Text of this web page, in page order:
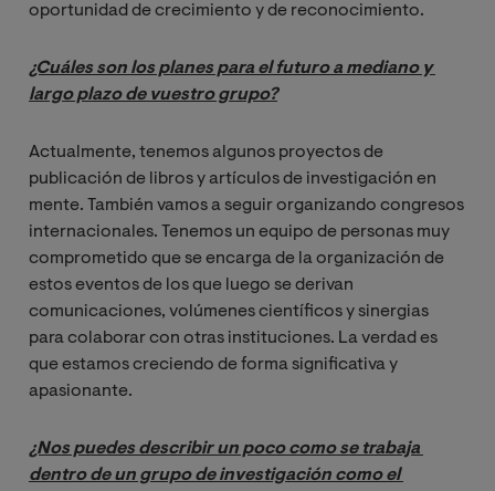
oportunidad de crecimiento y de reconocimiento.
¿Cuáles son los planes para el futuro a mediano y
largo plazo de vuestro grupo?
Actualmente, tenemos algunos proyectos de
publicación de libros y artículos de investigación en
mente. También vamos a seguir organizando congresos
internacionales. Tenemos un equipo de personas muy
comprometido que se encarga de la organización de
estos eventos de los que luego se derivan
comunicaciones, volúmenes científicos y sinergias
para colaborar con otras instituciones. La verdad es
que estamos creciendo de forma significativa y
apasionante.
¿Nos puedes describir un poco como se trabaja
dentro de un grupo de investigación como el